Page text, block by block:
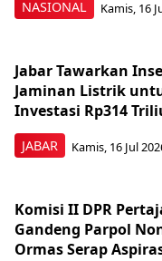
NASIONAL Kamis, 16
JABAR
Jabar Tawarkan
Jaminan Listrik
Investasi Rp314
Kamis, 16 Jul
Komisi II DPR
Gandeng Parpol
Ormas Serap